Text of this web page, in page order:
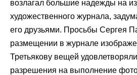
возлагал большие надежды на
художественного журнала,
его друзьями. Просьбы Сергея
размещении в журнале
Третьякову вещей
разрешения на выполнение